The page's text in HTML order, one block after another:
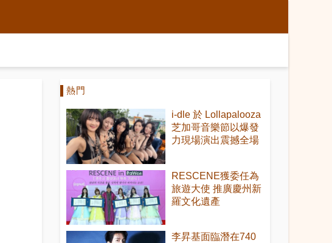
熱門
i-dle 於 Lollapalooza
芝加哥音樂節以爆發
力現場演出震撼全場
RESCENE獲委任為
旅遊大使 推廣慶州新
羅文化遺產
李昇基面臨潛在740